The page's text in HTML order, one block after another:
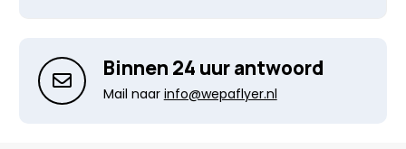
Binnen 24 uur antwoord
Mail naar info@wepaflyer.nl